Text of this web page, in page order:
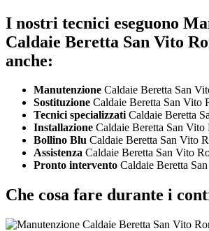
I nostri tecnici eseguono
Caldaie Beretta San Vito
anche:
Manutenzione Caldaie Beretta San
Sostituzione Caldaie Beretta San Vito
Tecnici specializzatiCaldaie Beretta
Installazione Caldaie Beretta San Vito
Bollino Blu Caldaie Beretta San Vito
Assistenza Caldaie Beretta San Vito
Pronto intervento Caldaie Beretta
Che cosa fare durante i